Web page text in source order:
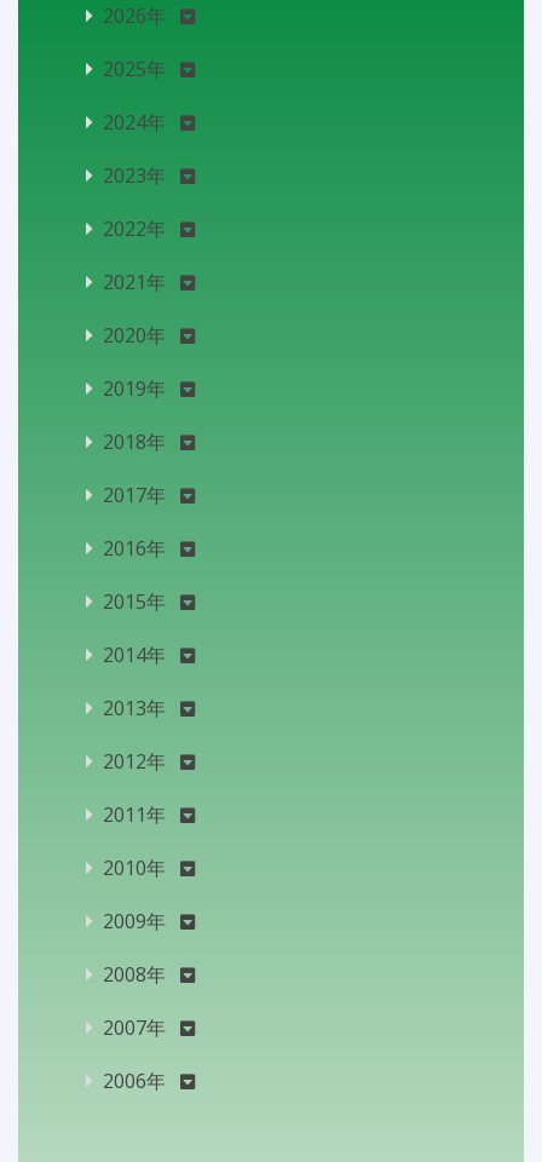
2026年
2025年
2024年
2023年
2022年
2021年
2020年
2019年
2018年
2017年
2016年
2015年
2014年
2013年
2012年
2011年
2010年
2009年
2008年
2007年
2006年